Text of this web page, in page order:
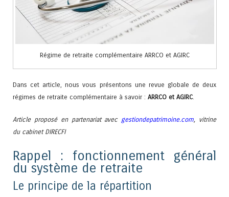
Régime de retraite complémentaire ARRCO et AGIRC
Dans cet article, nous vous présentons une revue globale de deux
régimes de retraite complémentaire à savoir : ARRCO et AGIRC.
Article proposé en partenariat avec gestiondepatrimoine.com, vitrine
du cabinet DIRECFI
Rappel : fonctionnement général
du système de retraite
Le principe de la répartition